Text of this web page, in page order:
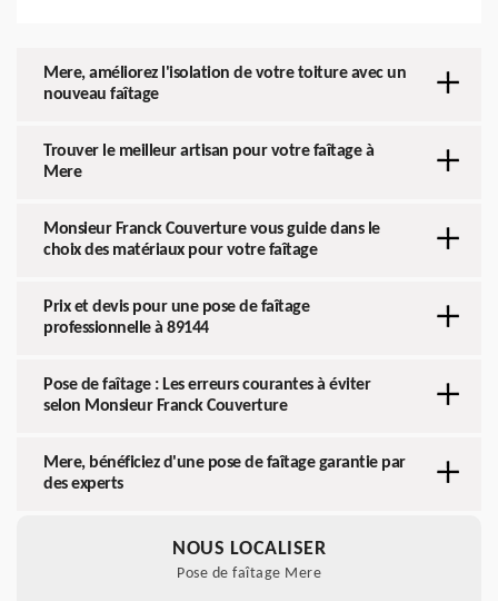
Mere, améliorez l'isolation de votre toiture avec un
nouveau faîtage
Trouver le meilleur artisan pour votre faîtage à
Mere
Monsieur Franck Couverture vous guide dans le
choix des matériaux pour votre faîtage
Prix et devis pour une pose de faîtage
professionnelle à 89144
Pose de faîtage : Les erreurs courantes à éviter
selon Monsieur Franck Couverture
Mere, bénéficiez d'une pose de faîtage garantie par
des experts
NOUS LOCALISER
Pose de faîtage Mere